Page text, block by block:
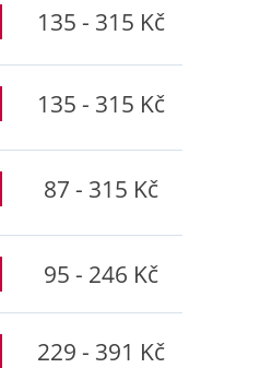
135 - 315 Kč
135 - 315 Kč
87 - 315 Kč
95 - 246 Kč
229 - 391 Kč